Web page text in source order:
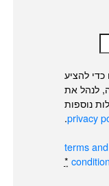
להציע
לנהל את
נוספות
privacy
.
terms and
*